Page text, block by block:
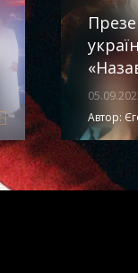
Автор: